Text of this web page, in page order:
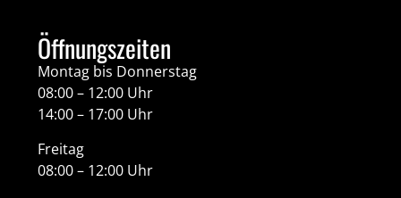
Öffnungszeiten
Montag bis Donnerstag
08:00 – 12:00 Uhr
14:00 – 17:00 Uhr
Freitag
08:00 – 12:00 Uhr